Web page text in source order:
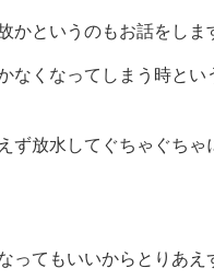
かというのもお話をしま
なくなってしまう時とい
ず放水してぐちゃぐち
ってもいいからとりあ